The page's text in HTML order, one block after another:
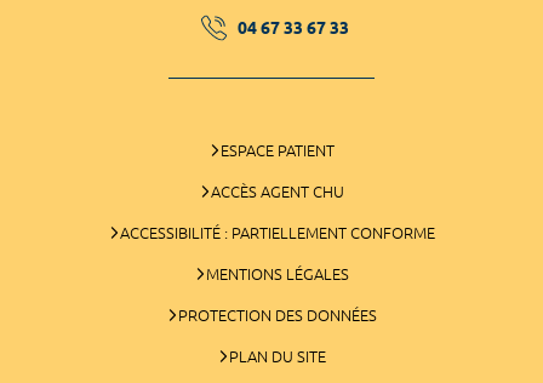
04 67 33 67 33
ESPACE PATIENT
ACCÈS AGENT CHU
ACCESSIBILITÉ : PARTIELLEMENT CONFORME
MENTIONS LÉGALES
PROTECTION DES DONNÉES
PLAN DU SITE